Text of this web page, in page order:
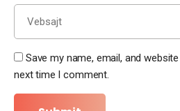
Save my name, email, and
next time I comment.